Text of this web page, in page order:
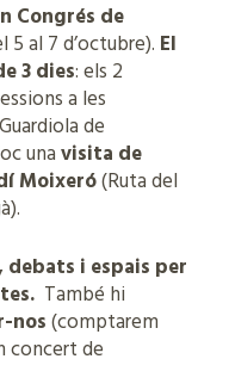
Congrés de
5 al 7 d’octubre). El
3 dies: els 2
a les
de
unavisita de
Moixeró(Ruta del
debats i espais per
També hi
nos(comptarem
concert de